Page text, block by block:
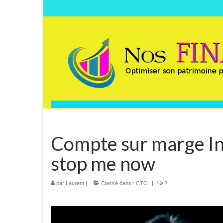
Compte sur marge
stop me now
par Laurent Classé dans : CTO 2